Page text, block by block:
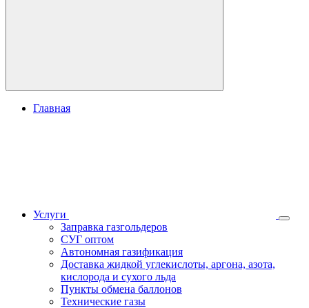
Главная
Услуги
Заправка газгольдеров
СУГ оптом
Автономная газификация
Доставка жидкой углекислоты, аргона, азота,
кислорода и сухого льда
Пункты обмена баллонов
Технические газы